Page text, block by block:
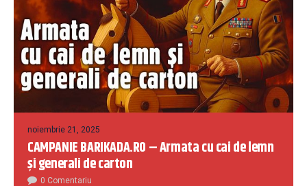
noiembrie 21, 2025
CAMPANIE BARIKADA.RO – Armata cu cai de lemn
și generali de carton
0 Comentariu